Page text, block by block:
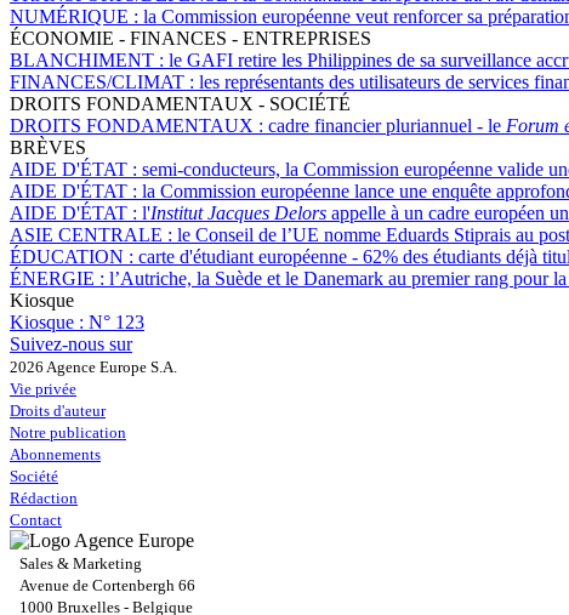
NUMÉRIQUE : la Commission européenne veut renforcer sa
ÉCONOMIE - FINANCES - ENTREPRISES
BLANCHIMENT : le GAFI retire les Philippines de sa surveillance
FINANCES/CLIMAT : les représentants des utilisateurs de services
DROITS FONDAMENTAUX - SOCIÉTÉ
DROITS FONDAMENTAUX : cadre financier pluriannuel - le Forum
BRÈVES
AIDE D'ÉTAT : semi-conducteurs, la Commission européenne valide
AIDE D'ÉTAT : la Commission européenne lance une enquête
AIDE D'ÉTAT : l'Institut Jacques Delors appelle à un cadre européen
ASIE CENTRALE : le Conseil de l’UE nomme Eduards Stiprais au
ÉDUCATION : carte d'étudiant européenne - 62% des étudiants déjà
ÉNERGIE : l’Autriche, la Suède et le Danemark au premier rang pour
Kiosque
Kiosque : N° 123
Suivez-nous sur
2026 Agence Europe S.A.
Vie privée
Droits d'auteur
Notre publication
Abonnements
Société
Rédaction
Contact
Sales & Marketing
Avenue de Cortenbergh 66
1000 Bruxelles - Belgique